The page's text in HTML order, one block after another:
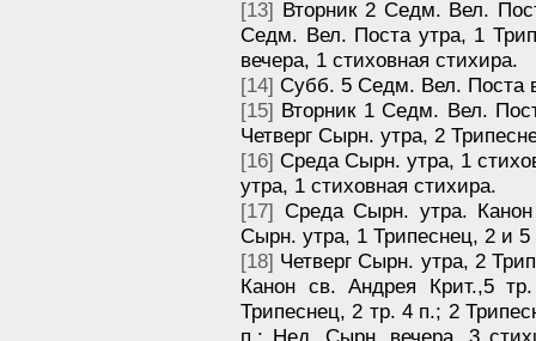
[13] Вторник 2 Седм. Вел.
Седм. Вел. Поста утра, 1
вечера, 1 стиховная стихира.
[14] Субб. 5 Седм. Вел. Поста
[15] Вторник 1 Седм. Вел.
Четверг Сырн. утра, 2
[16] Среда Сырн. утра, 1
утра, 1 стиховная стихира.
[17] Среда Сырн. утра.
Сырн. утра, 1 Трипеснец, 2 и 5
[18] Четверг Сырн. утра, 2
Канон св. Андрея Крит.,5
Трипеснец, 2 тр. 4 п.; 2